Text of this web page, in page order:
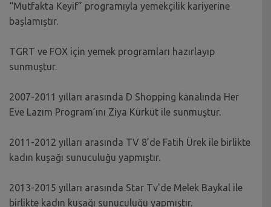
“Mutfakta Keyif” programıyla yemekçilik kariyerine
başlamıştır.
TGRT ve FOX için yemek programları hazırlayıp
sunmuştur.
2007-2011 yılları arasında D Shopping kanalında Her
Eve Lazım Program’ını Ziya Kürküt ile sunmuştur.
2011-2012 yılları arasında TV 8’de Fatih Ürek ile birlikte
kadın kuşağı sunuculuğu yapmıştır.
2013-2015 yılları arasında Star Tv'de Melek Baykal ile
birlikte kadın kuşağı sunuculuğu yapmıştır.